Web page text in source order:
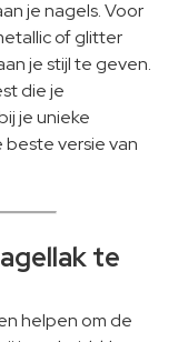
je nagels. Voor
of glitter
je stijl te geven.
die je
je unieke
versie van
te
helpen om de